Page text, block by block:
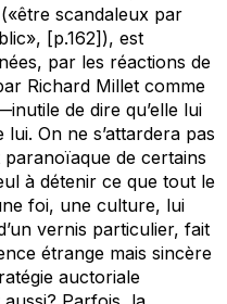
scandaleux par
[p.162]), est
par les réactions de
Richard Millet comme
de dire qu’elle lui
On ne s’attardera pas
de certains
à détenir ce que tout le
foi, une culture, lui
vernis particulier, fait
étrange mais sincère
auctoriale